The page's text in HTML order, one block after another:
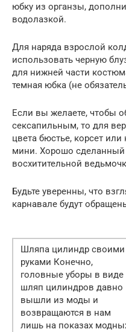
юбку из органзы,
водолазкой.
Для наряда взрослой
использовать черную
для нижней части
темная юбка (не
Если вы желаете, чтобы
сексапильным, то для
цвета бюстье, корсет
мини. Хорошо сделанный
восхитительной
Будьте уверенны, что
карнавале будут
Шляпа цилиндр своими
руками Конечно,
головные уборы в виде
шляп цилиндров давно
вышли из моды и
возвращаются в нам
лишь на показах